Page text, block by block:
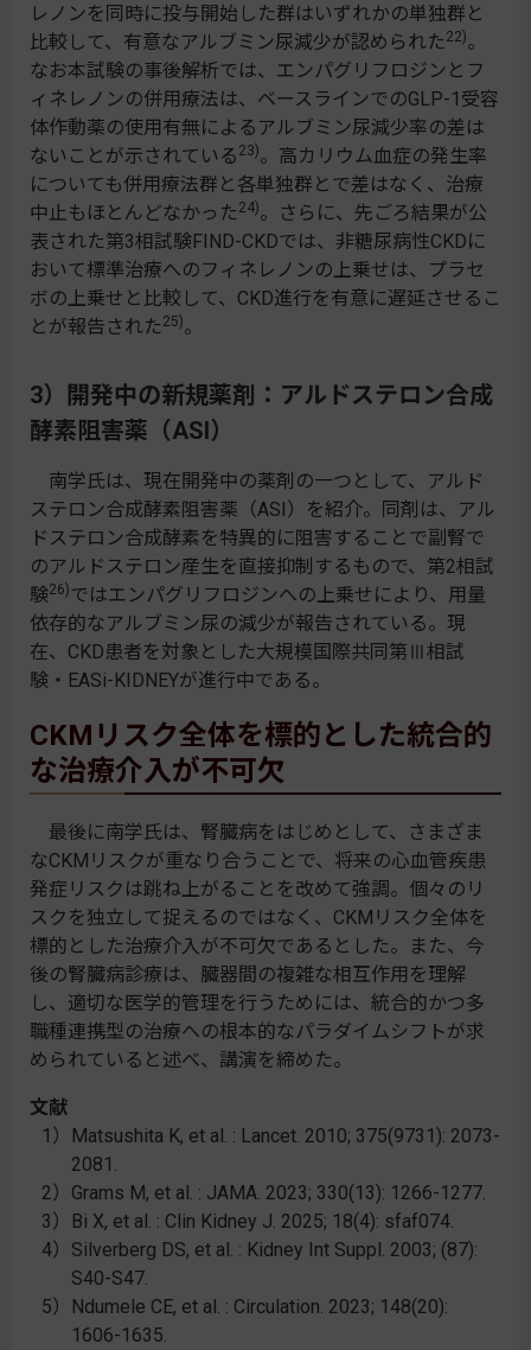
レノンを同時に投与開始した群はいずれかの単独群と
比較して、有意なアルブミン尿減少が認められた22)。
なお本試験の事後解析では、エンパグリフロジンとフ
ィネレノンの併用療法は、ベースラインでのGLP-1受容
体作動薬の使用有無によるアルブミン尿減少率の差は
ないことが示されている 23)。高カリウム血症の発生率
についても併用療法群と各単独群とで差はなく、治療
中止もほとんどなかった24)。さらに、先ごろ結果が公
表された第3相試験FIND-CKDでは、非糖尿病性CKDに
おいて標準治療へのフィネレノンの上乗せは、プラセ
ボの上乗せと比較して、CKD進行を有意に遅延させるこ
とが報告された25)。
3）開発中の新規薬剤：アルドステロン合成
酵素阻害薬（ASI）
南学氏は、現在開発中の薬剤の一つとして、アルド
ステロン合成酵素阻害薬（ASI）を紹介。同剤は、アル
ドステロン合成酵素を特異的に阻害することで副腎で
のアルドステロン産生を直接抑制するもので、第2相試
験26)ではエンパグリフロジンへの上乗せにより、用量
依存的なアルブミン尿の減少が報告されている。現
在、CKD患者を対象とした大規模国際共同第Ⅲ相試
験・EASi-KIDNEYが進行中である。
CKMリスク全体を標的とした統合的
な治療介入が不可欠
最後に南学氏は、腎臓病をはじめとして、さまざま
なCKMリスクが重なり合うことで、将来の心血管疾患
発症リスクは跳ね上がることを改めて強調。個々のリ
スクを独立して捉えるのではなく、CKMリスク全体を
標的とした治療介入が不可欠であるとした。また、今
後の腎臓病診療は、臓器間の複雑な相互作用を理解
し、適切な医学的管理を行うためには、統合的かつ多
職種連携型の治療への根本的なパラダイムシフトが求
められていると述べ、講演を締めた。
文献
Matsushita K, et al. : Lancet. 2010; 375(9731): 2073-
2081.
Grams M, et al. : JAMA. 2023; 330(13): 1266-1277.
Bi X, et al. : Clin Kidney J. 2025; 18(4): sfaf074.
Silverberg DS, et al. : Kidney Int Suppl. 2003; (87):
S40-S47.
Ndumele CE, et al. : Circulation. 2023; 148(20):
1606-1635.